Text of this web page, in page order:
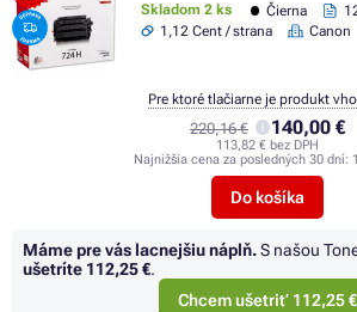
Skladom 2 ks Čierna
1,12 Cent / strana
Canon
220,16 € 140,00 €
113,82 € bez DPH
Najnižšia cena za posledných 30 dní:
Do košíka
Pre ktoré tlačiarne je produkt
Máme pre vás lacnejšiu náplň.S našou
ušetríte 112,25 €.
Chcem ušetriť 112,25 €